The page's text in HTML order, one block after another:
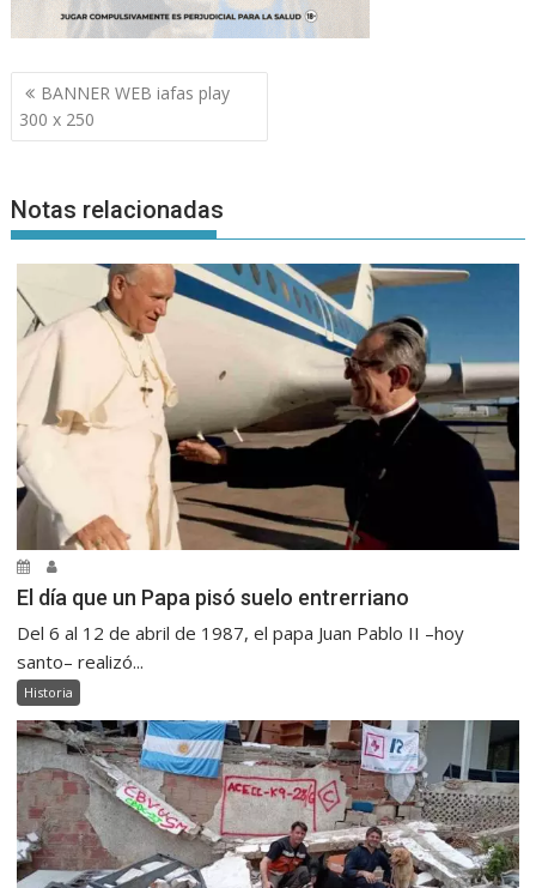
Navegación
de
entradas
BANNER WEB iafas play
300 x 250
Notas relacionadas
El día que un Papa pisó suelo entrerriano
Del 6 al 12 de abril de 1987, el papa Juan Pablo II –hoy
santo– realizó...
Historia